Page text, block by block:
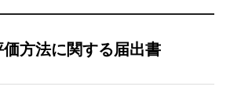
方法に関する届出書